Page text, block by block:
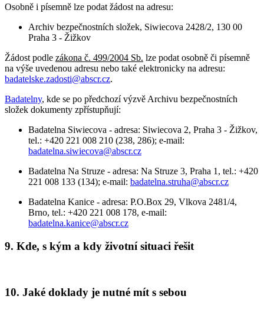
Osobně i písemně lze podat žádost na adresu:
Archiv bezpečnostních složek, Siwiecova 2428/2, 130 00
Praha 3 - Žižkov
Žádost podle zákona č. 499/2004 Sb. lze podat osobně či písemně
na výše uvedenou adresu nebo také elektronicky na adresu:
badatelske.zadosti@abscr.cz.
Badatelny, kde se po předchozí výzvě Archivu bezpečnostních
složek dokumenty zpřístupňují:
Badatelna Siwiecova - adresa: Siwiecova 2, Praha 3 - Žižkov,
tel.: +420 221 008 210 (238, 286); e-mail:
badatelna.siwiecova@abscr.cz
Badatelna Na Struze - adresa: Na Struze 3, Praha 1, tel.: +420
221 008 133 (134); e-mail: badatelna.struha@abscr.cz
Badatelna Kanice - adresa: P.O.Box 29, Vlkova 2481/4,
Brno, tel.: +420 221 008 178, e-mail:
badatelna.kanice@abscr.cz
9. Kde, s kým a kdy životní situaci řešit
10. Jaké doklady je nutné mít s sebou